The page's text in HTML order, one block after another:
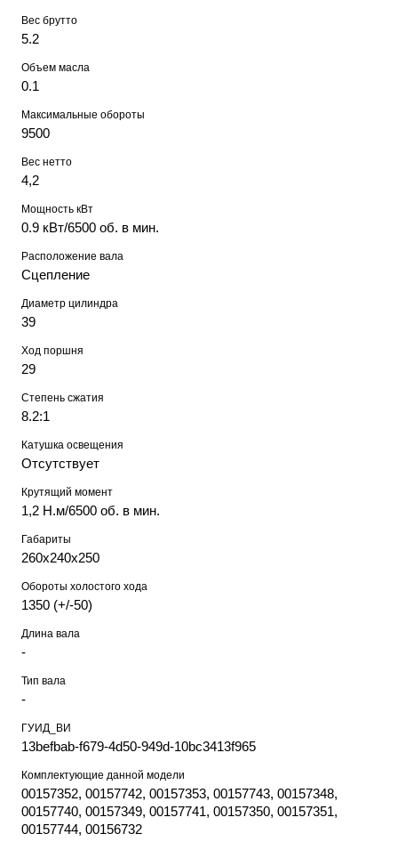
Вес брутто
5.2
Объем масла
0.1
Максимальные обороты
9500
Вес нетто
4,2
Мощность кВт
0.9 кВт/6500 об. в мин.
Расположение вала
Сцепление
Диаметр цилиндра
39
Ход поршня
29
Степень сжатия
8.2:1
Катушка освещения
Отсутствует
Крутящий момент
1,2 Н.м/6500 об. в мин.
Габариты
260х240х250
Обороты холостого хода
1350 (+/-50)
Длина вала
-
Тип вала
-
ГУИД_ВИ
13befbab-f679-4d50-949d-10bc3413f965
Комплектующие данной модели
00157352, 00157742, 00157353, 00157743, 00157348,
00157740, 00157349, 00157741, 00157350, 00157351,
00157744, 00156732